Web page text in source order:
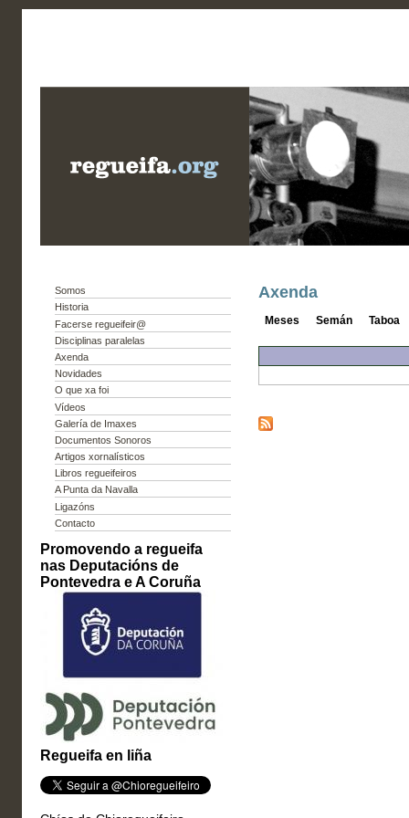
Somos
Historia
Facerse regueifeir@
Disciplinas paralelas
Axenda
Novidades
O que xa foi
Vídeos
Galería de Imaxes
Documentos Sonoros
Artigos xornalísticos
Libros regueifeiros
A Punta da Navalla
Ligazóns
Contacto
Promovendo a regueifa
nas Deputacións de
Pontevedra e A Coruña
Regueifa en liña
Axenda
Meses Semán Taboa